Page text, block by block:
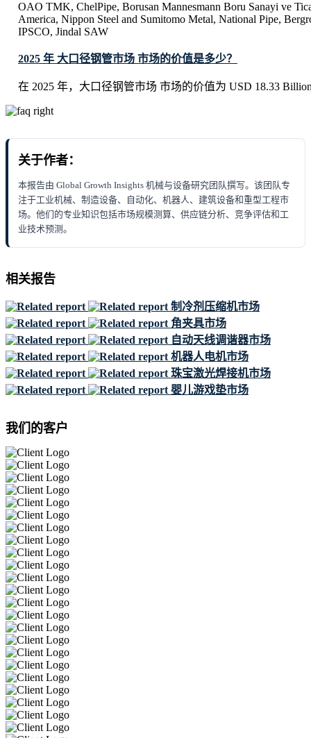
OAO TMK, ChelPipe, Borusan Mannesmann Boru Sanayi ve
America, Nippon Steel and Sumitomo Metal, National Pipe,
IPSCO, Jindal SAW
2025 年 大口径钢管市场 市场的价值是多少？
在 2025 年，大口径钢管市场 市场的价值为 USD 18.33
关于作者：
本报告由 Global Growth Insights 机械与设备研究团队撰写。该团队专
注于工业机械、制造设备、自动化、机器人、建筑设备和重型工程市
场。他们的专业知识包括市场规模测算、供应链分析、竞争评估和工
业技术预测。
相关报告
制冷剂压缩机市场
角夹具市场
自动天线调谐器市场
机器人电机市场
珠宝激光焊接机市场
婴儿游戏垫市场
我们的客户